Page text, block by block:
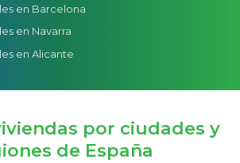
en Barcelona
en Navarra
en Alicante
por ciudades y
de España